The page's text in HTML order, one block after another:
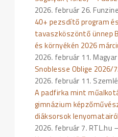
2026. február 26.
40+ pezsdítő program és
tavaszköszöntő ünnep
és környékén 2026
2026. február 11.
Snoblesse Oblige 2026/7.
2026. február 11.
A padfirka mint
gimnázium
diáksorsok lenyomatairól
2026. február 7. RTL.hu –